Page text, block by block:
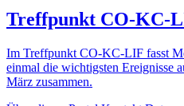
Treffpunkt CO-KC-
Im Treffpunkt CO-KC-LIF fasst
einmal die wichtigsten Ereignisse
März zusammen.